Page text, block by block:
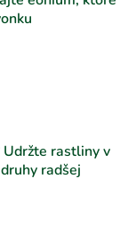
Udržte rastliny v
radšej